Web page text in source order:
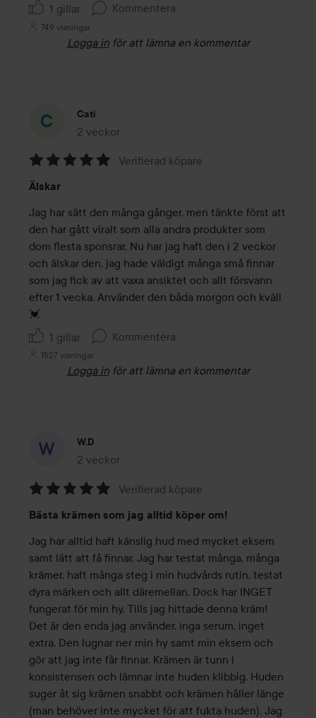
1 gillar
Kommentera
749 visningar
Logga in för att lämna en kommentar
Cati
2 veckor
Inlägget skapades 2 veckor
5
av
5
Verifierad köpare
Älskar
Jag har sätt den många gånger, men tänkte först att
den har gått viralt som alla andra produkter som
dom flesta sponsrar. Nu har jag haft den i 2 veckor
och älskar den, jag hade väldigt många små finnar
som jag fick av att vaxa ansiktet och allt försvann
efter 1 vecka. Använder den båda morgon och kväll
💓
1 gillar
Kommentera
1527 visningar
Logga in för att lämna en kommentar
W.D
2 veckor
Inlägget skapades 2 veckor
5
av
5
Verifierad köpare
Bästa krämen som jag alltid köper om!
Jag har alltid haft känslig hud med mycket eksem
samt lätt att få finnar. Jag har testat många, många
krämer, haft många steg i min hudvårds rutin, testat
dyra märken och allt däremellan. Dock har INGET
fungerat för min hy. Tills jag hittade denna kräm!
Det är den enda jag använder, inga serum, inget
extra. Den lugnar ner min hy samt min eksem och
gör att jag inte får finnar. Krämen är tunn i
konsistensen och lämnar inte huden klibbig. Huden
suger åt sig krämen snabbt och krämen håller länge
(man behöver inte mycket för att fukta huden). Jag